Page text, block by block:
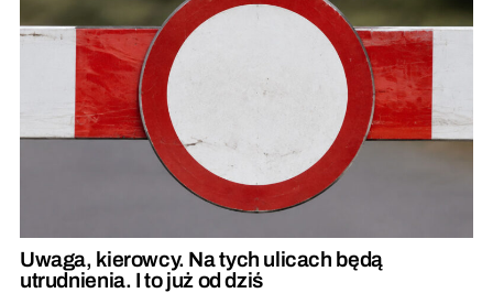
Uwaga, kierowcy. Na tych ulicach będą
utrudnienia. I to już od dziś